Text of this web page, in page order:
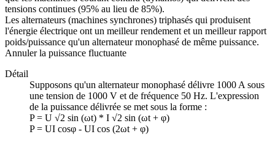
tensions continues (95% au lieu de 85%).
Les alternateurs (machines synchrones) triphasés qui produisent
l'énergie électrique ont un meilleur rendement et un meilleur rapport
poids/puissance qu'un alternateur monophasé de même puissance.
Annuler la puissance fluctuante
Détail
Supposons qu'un alternateur monophasé délivre 1000 A sous
une tension de 1000 V et de fréquence 50 Hz. L'expression
de la puissance délivrée se met sous la forme :
P = U √2 sin (ωt) * I √2 sin (ωt + φ)
P = UI cosφ - UI cos (2ωt + φ)